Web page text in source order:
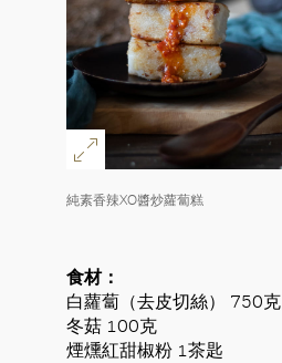
純素香辣XO醬炒蘿蔔糕
食材：
白蘿蔔（去皮切絲） 750克
冬菇 100克
煙燻紅甜椒粉 1茶匙